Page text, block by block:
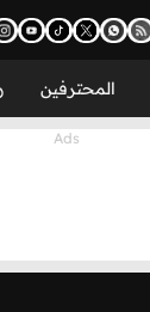
المحترفين